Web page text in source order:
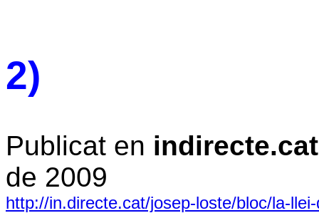
2)
Publicat en indirecte.cat
de 2009
http://in.directe.cat/josep-loste/bloc/la-